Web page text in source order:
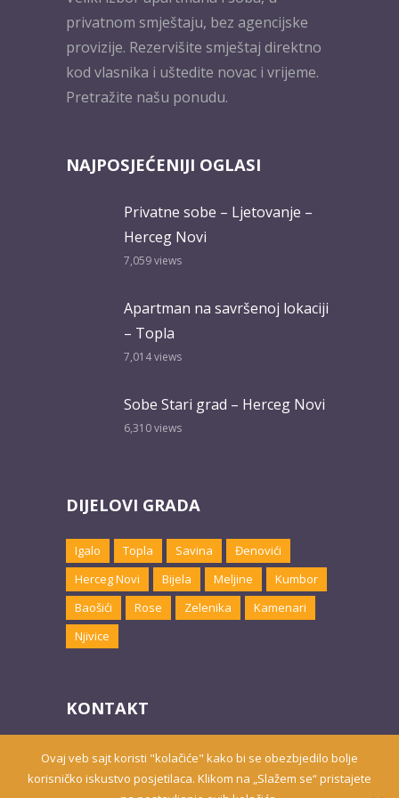
privatnom smještaju, bez agencijske
provizije. Rezervišite smještaj direktno
kod vlasnika i uštedite novac i vrijeme.
Pretražite našu ponudu.
NAJPOSJEĆENIJI OGLASI
Privatne sobe – Ljetovanje –
Herceg Novi
7,059views
Apartman na savršenoj lokaciji
– Topla
7,014views
Sobe Stari grad – Herceg Novi
6,310views
DIJELOVI GRADA
Igalo Topla Savina
Đenovići
Herceg Novi
Bijela Meljine
Kumbor
Baošići
Rose Zelenika
Kamenari
Njivice
KONTAKT
Email:marketing@hnsmjestaj.com
Ovaj veb sajt koristi "kolačiće" kako bi se obezbjedilo bolje
korisničko iskustvo posjetilaca. Klikom na „Slažem se“ pristajete